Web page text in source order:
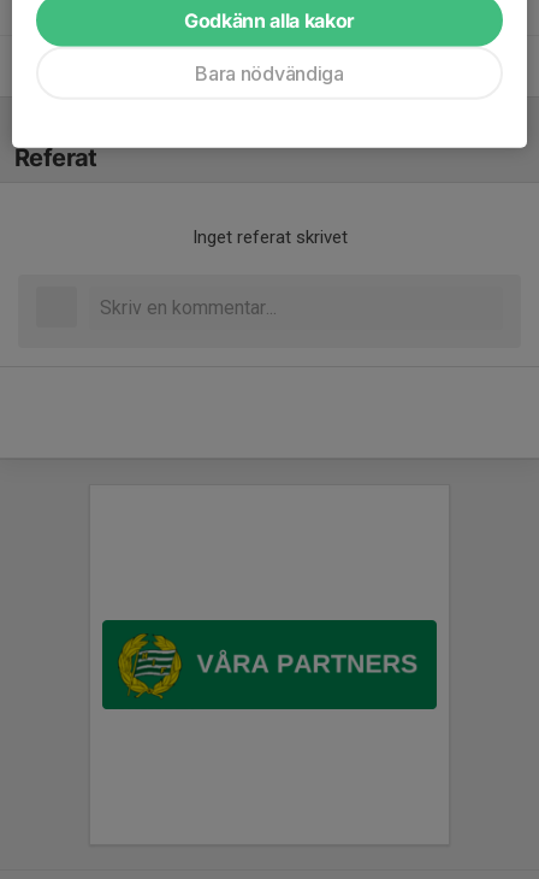
Viktor MalmbergHuvudtränare
Referat
Inget referat skrivet
Godkänn alla kakor
Bara nödvändiga